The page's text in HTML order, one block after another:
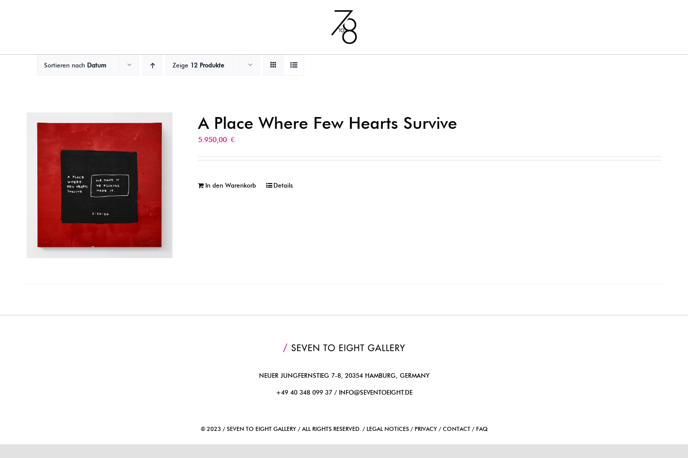
Sortieren nach Datum Zeige 12 Produkte
A Place Where Few Hearts Survive
5.950,00 €
In den Warenkorb Details
NEUER JUNGFERNSTIEG 7-8, 20354 HAMBURG, GERMANY
+49 40 348 099 37 / INFO@SEVENTOEIGHT.DE
© 2023 / SEVEN TO EIGHT GALLERY / ALL RIGHTS RESERVED. / LEGAL NOTICES / PRIVACY / CONTACT / FAQ